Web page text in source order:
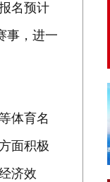
名预计
事，进一
体育名
面积极
济效